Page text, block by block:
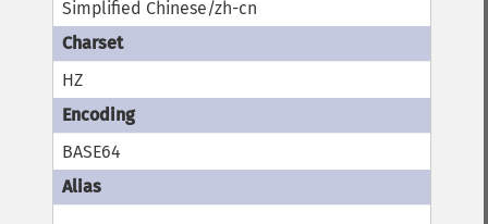
Simplified Chinese/zh-cn
HZ
BASE64